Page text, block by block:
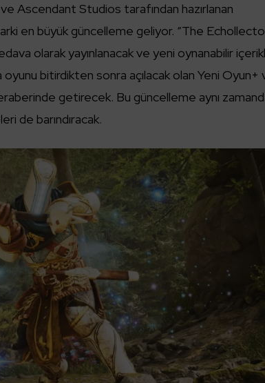
Ascendant Studios tarafından hazırlanan
en büyük güncelleme geliyor. “The
olarak yayınlanacak ve yeni oynanabilir
bitirdikten sonra açılacak olan Yeni Oyun+
getirecek. Bu güncelleme aynı
de barındıracak.